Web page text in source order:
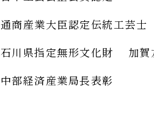
通商産業大臣認定伝統工芸士
石川県指定無形文化財 加賀
中部経済産業局長表彰